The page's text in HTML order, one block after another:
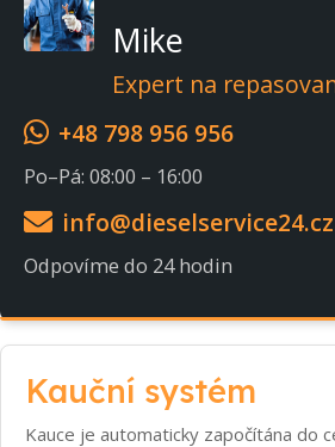
Mike
Expert na
+48 798 956 956
Po–Pá: 08:00 – 16:00
info@dieselservice24.cz
Odpovíme do 24 hodin
Kauční systém
Kauce je automaticky započítána do